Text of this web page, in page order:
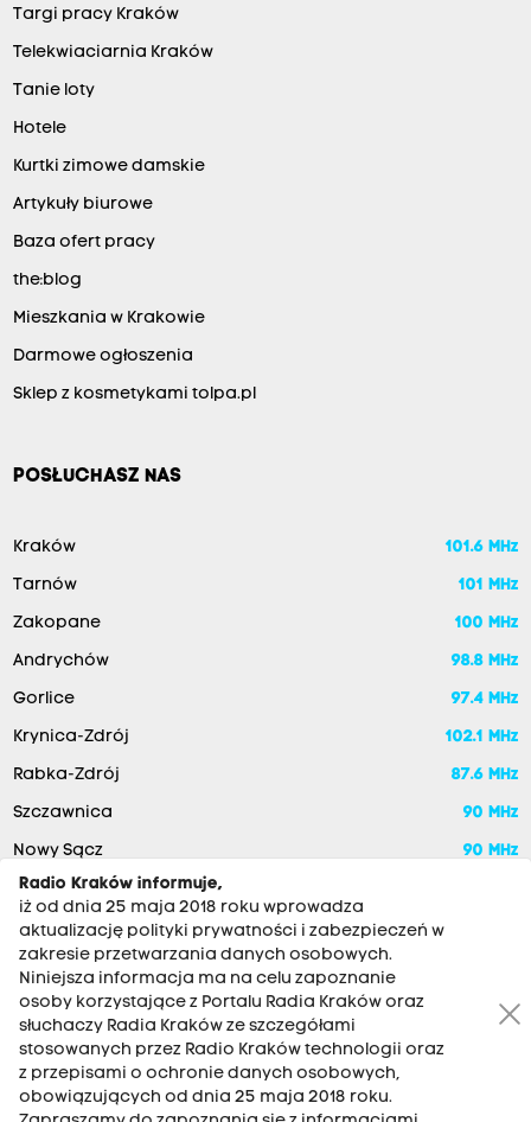
Targi pracy Kraków
Telekwiaciarnia Kraków
Tanie loty
Hotele
Kurtki zimowe damskie
Artykuły biurowe
Baza ofert pracy
the:blog
Mieszkania w Krakowie
Darmowe ogłoszenia
Sklep z kosmetykami tolpa.pl
POSŁUCHASZ NAS
Kraków 101.6 MHz
Tarnów 101 MHz
Zakopane 100 MHz
Andrychów 98.8 MHz
Gorlice 97.4 MHz
Krynica-Zdrój 102.1 MHz
Rabka-Zdrój 87.6 MHz
Szczawnica 90 MHz
Nowy Sącz 90 MHz
RADIO KRAKÓW SA. Aleja Juliusza Słowackiego 22, 30-007
Kraków
Radio Kraków informuje,
iż od dnia 25 maja 2018 roku wprowadza
aktualizację polityki prywatności i zabezpieczeń w
zakresie przetwarzania danych osobowych.
Niniejsza informacja ma na celu zapoznanie
osoby korzystające z Portalu Radia Kraków oraz
słuchaczy Radia Kraków ze szczegółami
stosowanych przez Radio Kraków technologii oraz
z przepisami o ochronie danych osobowych,
obowiązujących od dnia 25 maja 2018 roku.